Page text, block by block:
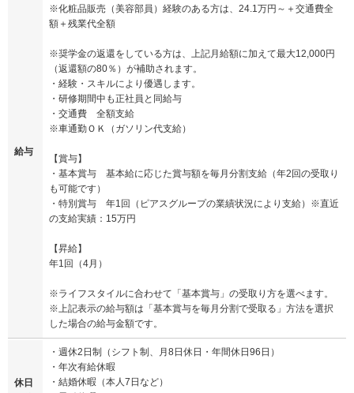
給与
※化粧品販売（美容部員）経験のある方は、24.1万円～＋交通費全
額＋残業代全額
※奨学金の返還をしている方は、上記月給額に加えて最大12,000円
（返還額の80％）が補助されます。
・経験・スキルにより優遇します。
・研修期間中も正社員と同給与
・交通費 全額支給
※車通勤ＯＫ（ガソリン代支給）
【賞与】
・基本賞与 基本給に応じた賞与額を毎月分割支給（年2回の受取り
も可能です）
・特別賞与 年1回（ピアスグループの業績状況により支給）※直近
の支給実績：15万円
【昇給】
年1回（4月）
※ライフスタイルに合わせて「基本賞与」の受取り方を選べます。
※上記表示の給与額は「基本賞与を毎月分割で受取る」方法を選択
した場合の給与金額です。
休日
・週休2日制（シフト制、月8日休日・年間休日96日）
・年次有給休暇
・結婚休暇（本人7日など）